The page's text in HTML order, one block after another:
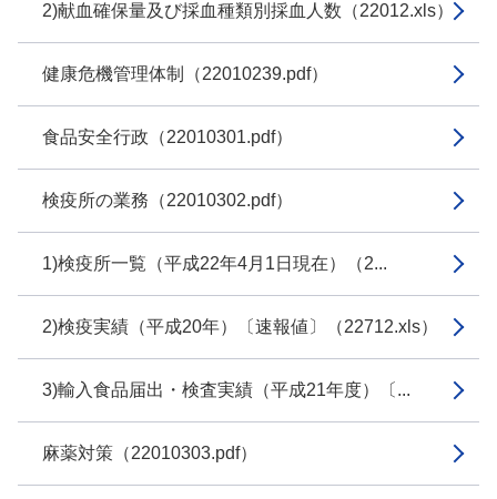
2)献血確保量及び採血種類別採血人数（22012.xls）
健康危機管理体制（22010239.pdf）
食品安全行政（22010301.pdf）
検疫所の業務（22010302.pdf）
1)検疫所一覧（平成22年4月1日現在）（2...
2)検疫実績（平成20年）〔速報値〕（22712.xls）
3)輸入食品届出・検査実績（平成21年度）〔...
麻薬対策（22010303.pdf）